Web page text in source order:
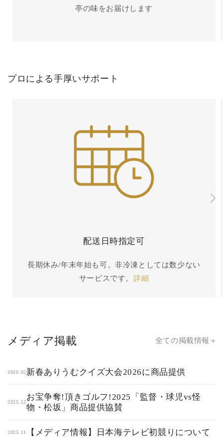
亭の味をお届けします
プロによる手厚いサポート
配送日時指定可
長期休み/年末年始も可。非冷凍としては数少ない
サービスです。 詳細
メディア掲載 全ての掲載情報
2026.02新春ありうむクイズ大会2026に商品提供
2025.12
お宝争奪!頂きゴルフ!2025「監督・球児vs怪
物・松坂」商品提供協賛
2025.11 【メディア情報】日本海テレビ初競りについて